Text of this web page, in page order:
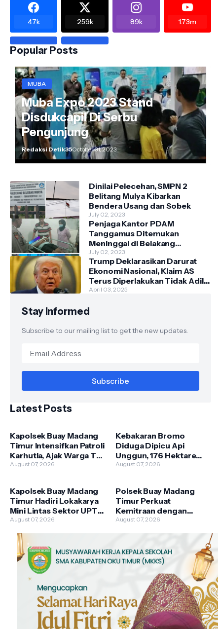
47k 259k 89k 1.73m
Popular Posts
MUBA
Muba Expo 2023 Stand
Disdukcapil Di Serbu
Pengunjung
Redaksi Detik35October 31, 2023
Dinilai Pelecehan, SMPN 2
Belitang Mulya Kibarkan
Bendera Usang dan Sobek
July 02, 2023
Penjaga Kantor PDAM
Tanggamus Ditemukan
Meninggal di Belakang
Kantornya.
July 02, 2023
Trump Deklarasikan Darurat
Ekonomi Nasional, Klaim AS
Terus Diperlakukan Tidak Adil
oleh Negara Asing"
April 03, 2025
Stay Informed
Subscribe to our mailing list to get the new updates.
Latest Posts
Kapolsek Buay Madang
Timur Intensifkan Patroli
Karhutla, Ajak Warga Tak
Membakar Hutan dan
August 07, 2026
Kebakaran Bromo
Diduga Dipicu Api
Unggun, 176 Hektare
Lahan TNBTS Terbakar
August 07, 2026
Kapolsek Buay Madang
Timur Hadiri Lokakarya
Mini Lintas Sektor UPTD
Puskesmas
August 07, 2026
Polsek Buay Madang
Timur Perkuat
Kemitraan dengan
Warga Lewat Giat
August 07, 2026